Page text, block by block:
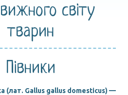
світу
тварин
Півники
(лат. Gallus gallus domesticus) —